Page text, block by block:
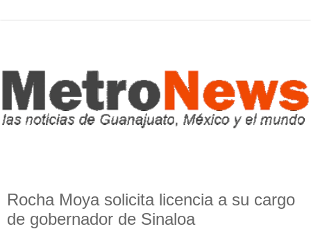
Rocha Moya solicita licencia a su cargo
de gobernador de Sinaloa